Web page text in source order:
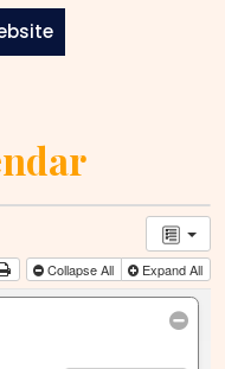
Collapse All Expand All